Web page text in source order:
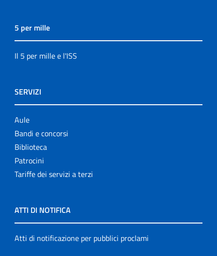
5 per mille
Il 5 per mille e l'ISS
SERVIZI
Aule
Bandi e concorsi
Biblioteca
Patrocini
Tariffe dei servizi a terzi
ATTI DI NOTIFICA
Atti di notificazione per pubblici proclami